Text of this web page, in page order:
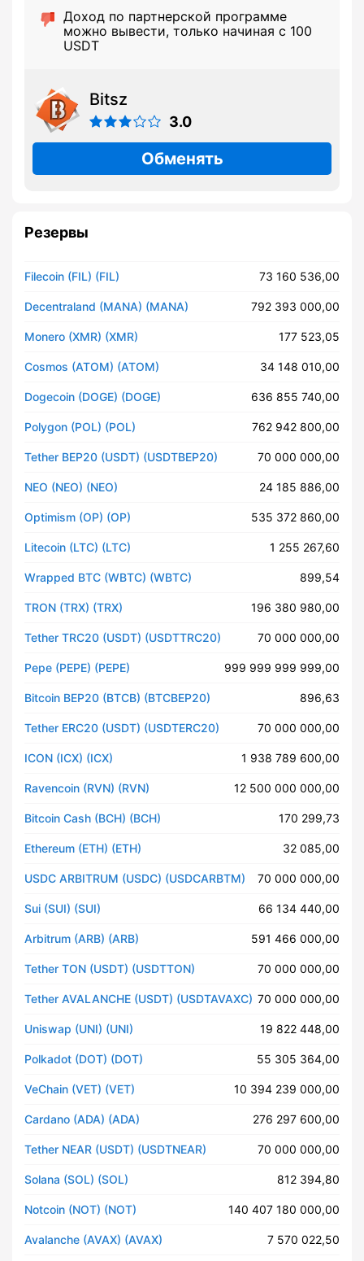
Доход по партнерской программе
можно вывести, только начиная с 100
USDT
Bitsz
3.0
Обменять
Резервы
Filecoin (FIL) (FIL) 73 160 536,00
Decentraland (MANA) (MANA) 792 393 000,00
Monero (XMR) (XMR) 177 523,05
Cosmos (ATOM) (ATOM) 34 148 010,00
Dogecoin (DOGE) (DOGE) 636 855 740,00
Polygon (POL) (POL) 762 942 800,00
Tether BEP20 (USDT) (USDTBEP20) 70 000 000,00
NEO (NEO) (NEO) 24 185 886,00
Optimism (OP) (OP) 535 372 860,00
Litecoin (LTC) (LTC) 1 255 267,60
Wrapped BTC (WBTC) (WBTC) 899,54
TRON (TRX) (TRX) 196 380 980,00
Tether TRC20 (USDT) (USDTTRC20) 70 000 000,00
Pepe (PEPE) (PEPE) 999 999 999 999,00
Bitcoin BEP20 (BTCB) (BTCBEP20) 896,63
Tether ERC20 (USDT) (USDTERC20) 70 000 000,00
ICON (ICX) (ICX) 1 938 789 600,00
Ravencoin (RVN) (RVN) 12 500 000 000,00
Bitcoin Cash (BCH) (BCH) 170 299,73
Ethereum (ETH) (ETH) 32 085,00
USDC ARBITRUM (USDC) (USDCARBTM) 70 000 000,00
Sui (SUI) (SUI) 66 134 440,00
Arbitrum (ARB) (ARB) 591 466 000,00
Tether TON (USDT) (USDTTON) 70 000 000,00
Tether AVALANCHE (USDT) (USDTAVAXC) 70 000 000,00
Uniswap (UNI) (UNI) 19 822 448,00
Polkadot (DOT) (DOT) 55 305 364,00
VeChain (VET) (VET) 10 394 239 000,00
Cardano (ADA) (ADA) 276 297 600,00
Tether NEAR (USDT) (USDTNEAR) 70 000 000,00
Solana (SOL) (SOL) 812 394,80
Notcoin (NOT) (NOT) 140 407 180 000,00
Avalanche (AVAX) (AVAX) 7 570 022,50